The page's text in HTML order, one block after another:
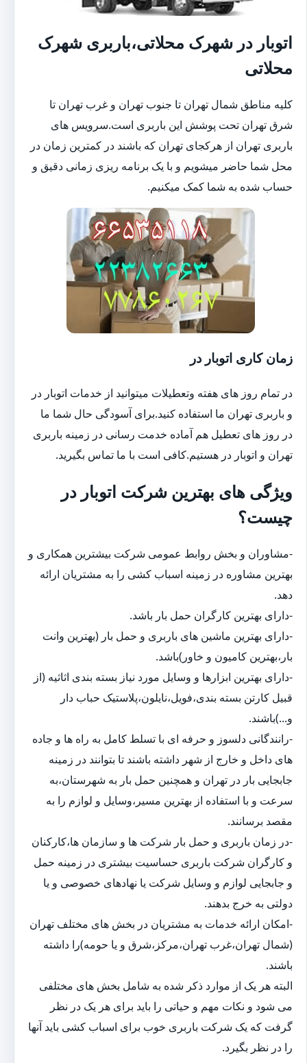
اتوبار در شهرک محلاتی،باربری شهرک
محلاتی
کلیه مناطق شمال تهران تا جنوب تهران و غرب تهران تا
شرق تهران تحت پوشش این باربری است.سرویس های
باربری تهران از هرکجای تهران که باشند در کمترین زمان در
محل شما حاضر میشویم و با یک برنامه ریزی زمانی دقیق و
حساب شده به شما کمک میکنیم.
زمان کاری اتوبار در
در تمام روز های هفته وتعطیلات میتوانید از خدمات اتوبار در
و باربری تهران ما استفاده کنید.برای آسودگی حال شما ما
در روز های تعطیل هم آماده خدمت رسانی در زمینه باربری
تهران و اتوبار در هستیم.کافی است با ما تماس بگیرید.
ویژگی های بهترین شرکت اتوبار در
چیست؟
-مشاوران و بخش روابط عمومی شرکت بیشترین همکاری و
بهترین مشاوره در زمینه اسباب کشی را به مشتریان ارائه
دهد.
-دارای بهترین کارگران حمل بار باشد.
-دارای بهترین ماشین های باربری و حمل بار (بهترین وانت
بار،بهترین کامیون و خاور)باشد.
-دارای بهترین ابزارها و وسایل مورد نیاز بسته بندی اثاثیه (از
قبیل کارتن بسته بندی،فویل،نایلون،پلاستیک حباب دار
و...)باشند.
-رانندگانی دلسوز و حرفه ای با تسلط کامل به راه ها و جاده
های داخل و خارج از شهر داشته باشند تا بتوانند در زمینه
جابجایی بار در تهران و همچنین حمل بار به شهرستان،به
سرعت و با استفاده از بهترین مسیر،وسایل و لوازم را به
مقصد برسانند.
-در زمان باربری و حمل بار شرکت ها و سازمان ها،کارکنان
و کارگران شرکت باربری حساسیت بیشتری در زمینه حمل
و جابجایی لوازم و وسایل شرکت یا نهادهای خصوصی و یا
دولتی به خرج بدهند.
-امکان ارائه خدمات به مشتریان در بخش های مختلف تهران
(شمال تهران،غرب تهران،مرکز،شرق و یا حومه)را داشته
باشند.
البته هر یک از موارد ذکر شده به شامل بخش های مختلفی
می شود و نکات مهم و حیاتی را باید برای هر یک در نظر
گرفت که یک شرکت باربری خوب برای اسباب کشی باید آنها
را در نظر بگیرد.